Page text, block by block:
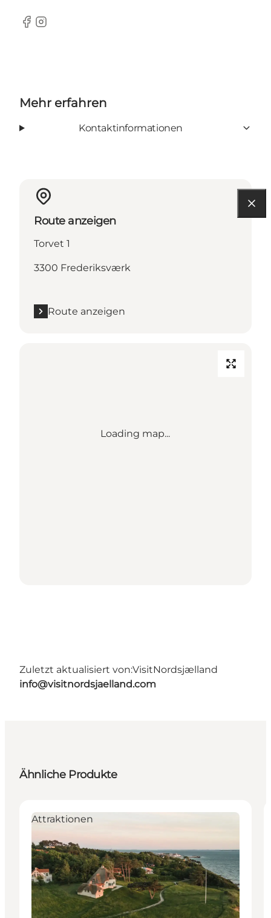
Facebook
Instagram
Mehr erfahren
Kontaktinformationen
Route anzeigen
Torvet 1
3300 Frederiksværk
Route anzeigen
Loading map...
Zuletzt aktualisiert von:VisitNordsjælland
info@visitnordsjaelland.com
Ähnliche Produkte
Attraktionen